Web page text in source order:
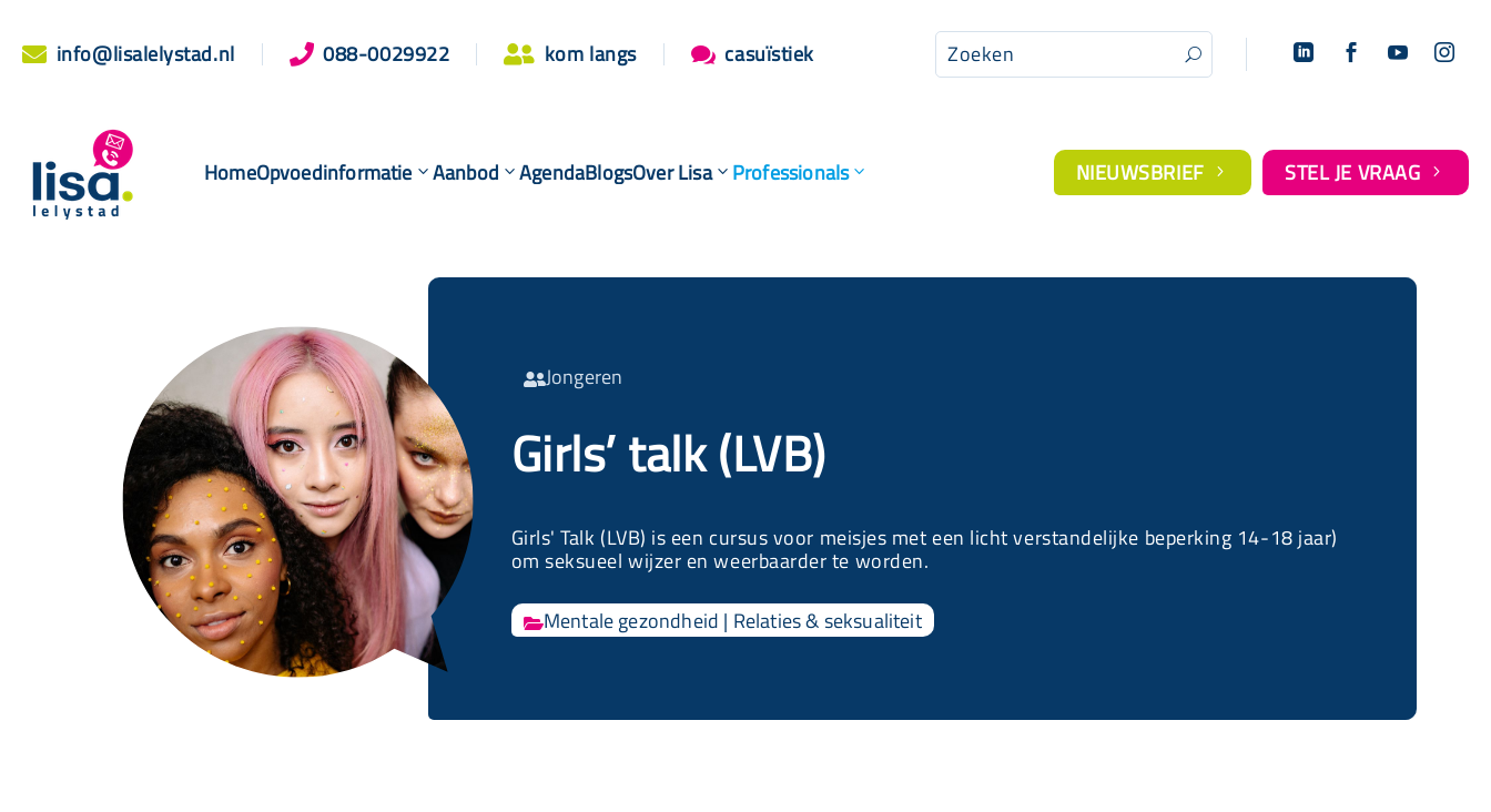
 info@lisalelystad.nl  088-0029922  kom langs  casuïstiek U    
HomeOpvoedinformatie Aanbod AgendaBlogsOver Lisa Professionals NIEUWSBRIEF 5 STEL JE VRAAG 5
Jongeren
Girls’ talk (LVB)
Girls' Talk (LVB) is een cursus voor meisjes met een licht verstandelijke beperking 14-18 jaar)
om seksueel wijzer en weerbaarder te worden.
Mentale gezondheid | Relaties & seksualiteit